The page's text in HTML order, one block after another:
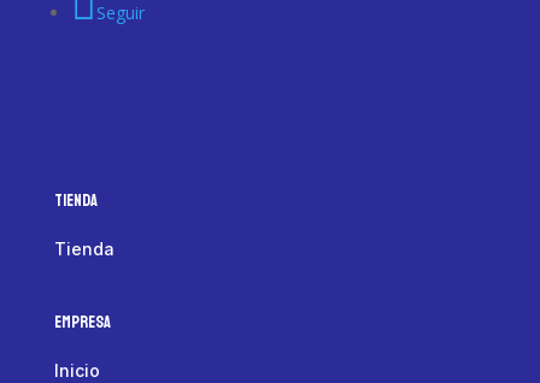
Seguir
Tienda
Tienda
Empresa
Inicio